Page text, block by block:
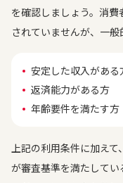
を確認しましょう。消
されていませんが、一般
安定した収入がある
返済能力がある方
年齢要件を満たす方
上記の利用条件に加え
が審査基準を満たして